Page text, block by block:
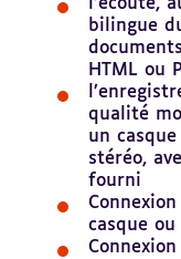
l’écoute,
bilingue
HTML ou
qualité
un
stéréo,
fourni
casque